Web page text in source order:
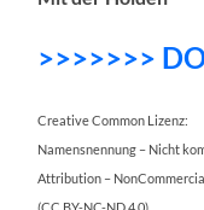
>>>>>>>
Creative Common Lizenz:
Namensnennung – Nicht
Attribution –